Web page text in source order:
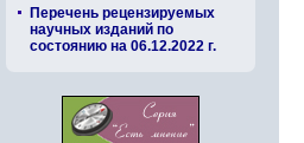
Перечень рецензируемых
научных изданий по
состоянию на 06.12.2022 г.